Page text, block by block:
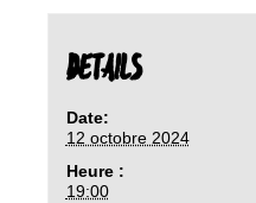
DETAILS
Date:
12 octobre 2024
Heure :
19:00